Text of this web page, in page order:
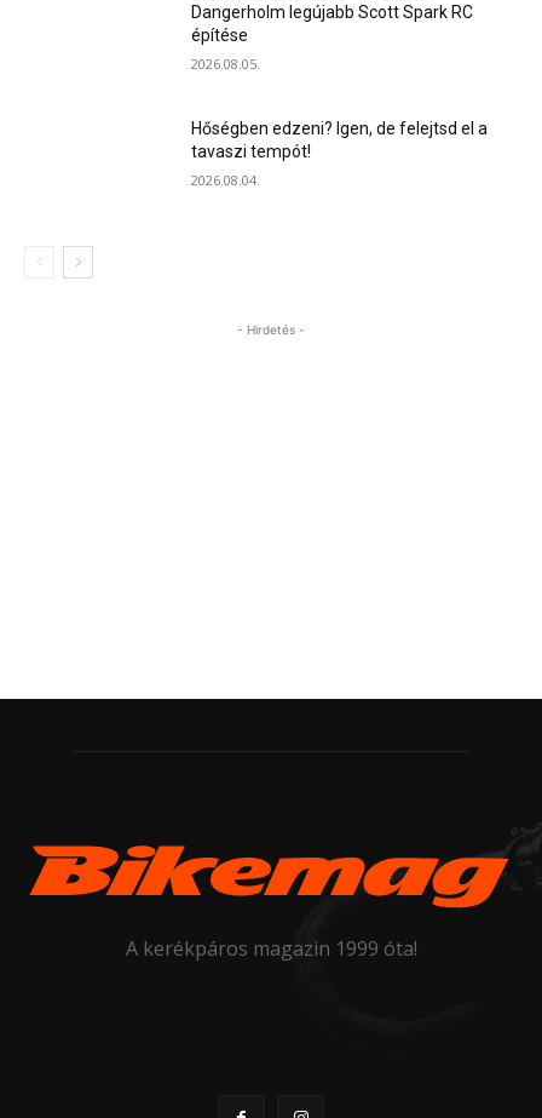
Dangerholm legújabb Scott Spark RC
építése
2026.08.05.
Hőségben edzeni? Igen, de felejtsd el a
tavaszi tempót!
2026.08.04.
- Hirdetés -
A kerékpáros magazin 1999 óta!